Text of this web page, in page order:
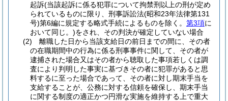
起訴(当該起訴に係る犯罪について拘禁刑以上の刑が定め
られているものに限り、刑事訴訟法(昭和23年法律第131
号)第6編に規定する略式手続によるものを除く。 第3項に
おいて同じ。)をされ、その判決が確定していない場合
(2)
離職した日から当該支給日の前日までの間に、その者
の在職期間中の行為に係る刑事事件に関して、その者が
逮捕された場合又はその者から聴取した事項若しくは調
査により判明した事実に基づきその者に犯罪があると思
料するに至った場合であって、その者に対し期末手当を
支給することが、公務に対する信頼を確保し、期末手当
に関する制度の適正かつ円滑な実施を維持する上で重大